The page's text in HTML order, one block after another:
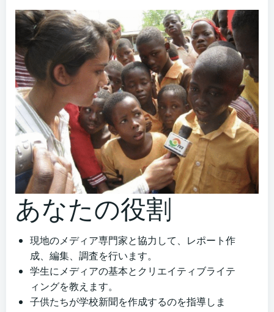
あなたの役割
現地のメディア専門家と協力して、レポート作
成、編集、調査を行います。
学生にメディアの基本とクリエイティブライテ
ィングを教えます。
子供たちが学校新聞を作成するのを指導しま